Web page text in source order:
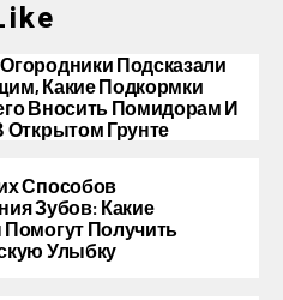
Подсказали
Какие Подкормки
Вносить Помидорам И
Открытом Грунте
Способов
Зубов: Какие
Получить
Улыбку